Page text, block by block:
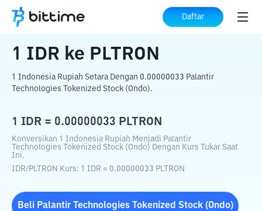
Daftar
Beranda Konverter Kripto ke PLTRON
1 IDR ke PLTRON
1 Indonesia Rupiah Setara Dengan 0.00000033 Palantir
Technologies Tokenized Stock (Ondo).
1 IDR = 0.00000033 PLTRON
Konversikan 1 Indonesia Rupiah Menjadi Palantir
Technologies Tokenized Stock (Ondo) Dengan Kurs Tukar Saat
Ini.
IDR/PLTRON Kurs: 1 IDR = 0.00000033 PLTRON
Beli Palantir Technologies Tokenized Stock (Ondo)